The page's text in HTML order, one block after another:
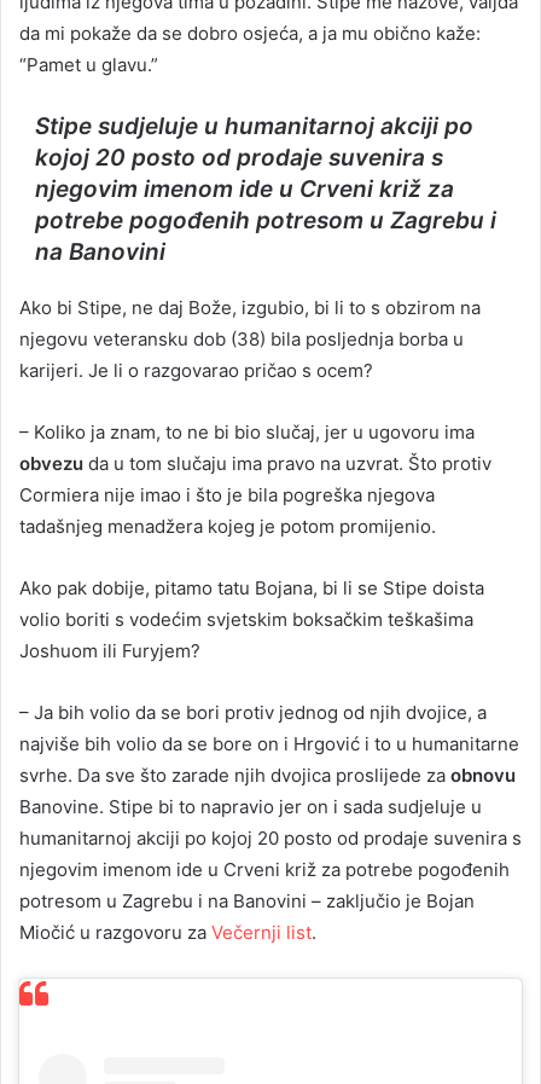
da mi pokaže da se dobro osjeća, a ja mu obično kaže:
“Pamet u glavu.”
Stipe sudjeluje u humanitarnoj akciji po
kojoj 20 posto od prodaje suvenira s
njegovim imenom ide u Crveni križ za
potrebe pogođenih potresom u Zagrebu i
na Banovini
Ako bi Stipe, ne daj Bože, izgubio, bi li to s obzirom na
njegovu veteransku dob (38) bila posljednja borba u
karijeri. Je li o razgovarao pričao s ocem?
– Koliko ja znam, to ne bi bio slučaj, jer u ugovoru ima
obvezu da u tom slučaju ima pravo na uzvrat. Što protiv
Cormiera nije imao i što je bila pogreška njegova
tadašnjeg menadžera kojeg je potom promijenio.
Ako pak dobije, pitamo tatu Bojana, bi li se Stipe doista
volio boriti s vodećim svjetskim boksačkim teškašima
Joshuom ili Furyjem?
– Ja bih volio da se bori protiv jednog od njih dvojice, a
najviše bih volio da se bore on i Hrgović i to u humanitarne
svrhe. Da sve što zarade njih dvojica proslijede za obnovu
Banovine. Stipe bi to napravio jer on i sada sudjeluje u
humanitarnoj akciji po kojoj 20 posto od prodaje suvenira s
njegovim imenom ide u Crveni križ za potrebe pogođenih
potresom u Zagrebu i na Banovini – zaključio je Bojan
Miočić u razgovoru za Večernji list.